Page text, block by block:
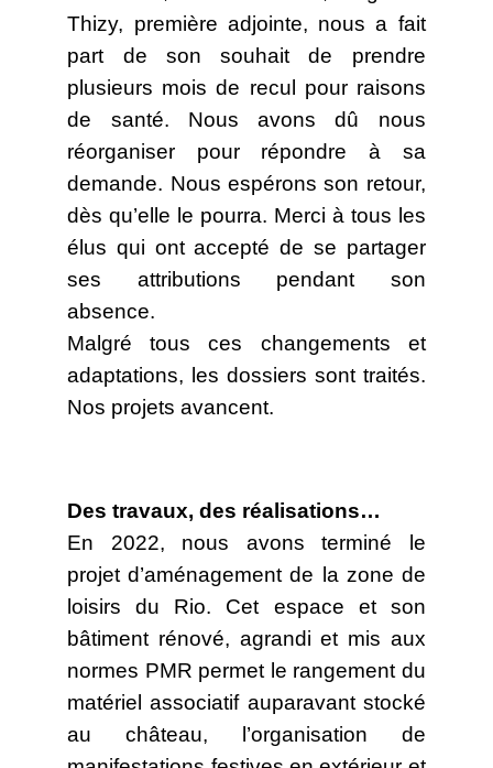
Thizy, première adjointe, nous a fait
part de son souhait de prendre
plusieurs mois de recul pour raisons
de santé. Nous avons dû nous
réorganiser pour répondre à sa
demande. Nous espérons son retour,
dès qu’elle le pourra. Merci à tous les
élus qui ont accepté de se partager
ses attributions pendant son
absence.
Malgré tous ces changements et
adaptations, les dossiers sont traités.
Nos projets avancent.
Des travaux, des réalisations…
En 2022, nous avons terminé le
projet d’aménagement de la zone de
loisirs du Rio. Cet espace et son
bâtiment rénové, agrandi et mis aux
normes PMR permet le rangement du
matériel associatif auparavant stocké
au château, l’organisation de